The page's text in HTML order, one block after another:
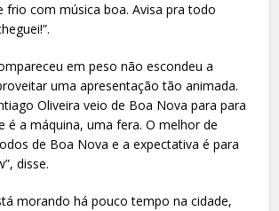
frio com música boa. Avisa pra todo
em peso não escondeu a
uma apresentação tão animada.
Oliveira veio de Boa Nova para para
é a máquina, uma fera. O melhor de
de Boa Nova e a expectativa é para
disse.
morando há pouco tempo na cidade,